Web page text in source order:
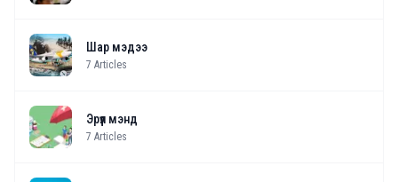
Шар мэдээ
7 Articles
Эрүүл мэнд
7 Articles